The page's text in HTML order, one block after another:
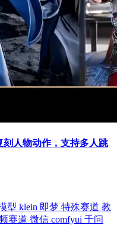
人物动作，支持多人跳
型 klein 即梦 特殊赛道 教
赛道 微信 comfyui 千问